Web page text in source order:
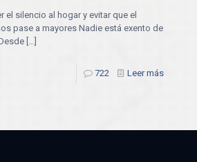
el silencio al hogar y evitar que el
pase a mayores Nadie está exento de
[…]
722 Leer más